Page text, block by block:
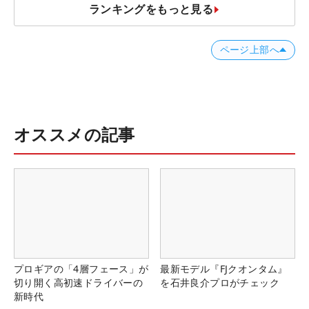
ランキングをもっと見る
ページ上部へ
オススメの記事
プロギアの「4層フェース」が
切り開く高初速ドライバーの
新時代
最新モデル『FJクオンタム』
を石井良介プロがチェック